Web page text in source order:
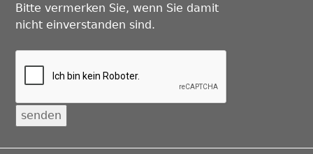
Bitte vermerken Sie, wenn Sie damit
nicht einverstanden sind.